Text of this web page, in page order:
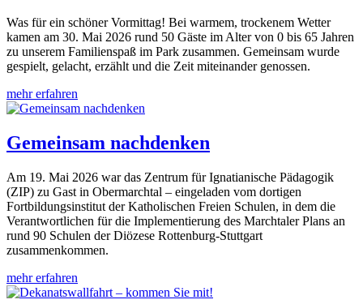
Was für ein schöner Vormittag! Bei warmem, trockenem Wetter
kamen am 30. Mai 2026 rund 50 Gäste im Alter von 0 bis 65 Jahren
zu unserem Familienspaß im Park zusammen. Gemeinsam wurde
gespielt, gelacht, erzählt und die Zeit miteinander genossen.
mehr erfahren
Gemeinsam nachdenken
Am 19. Mai 2026 war das Zentrum für Ignatianische Pädagogik
(ZIP) zu Gast in Obermarchtal – eingeladen vom dortigen
Fortbildungsinstitut der Katholischen Freien Schulen, in dem die
Verantwortlichen für die Implementierung des Marchtaler Plans an
rund 90 Schulen der Diözese Rottenburg-Stuttgart
zusammenkommen.
mehr erfahren